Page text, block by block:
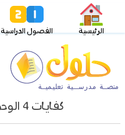
الرئيسية الفصول الدراسية
كفايات 4 الوحدة التدربية الثانية